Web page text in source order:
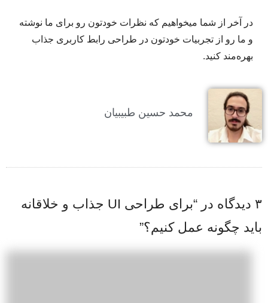
در آخر از شما میخواهیم که نظرات خودتون رو برای ما نوشته
و ما رو از تجربیات خودتون در طراحی رابط کاربری جذاب
بهره‌مند کنید.
محمد حسین طبیبیان
۳ دیدگاه در “
برای طراحی UI جذاب و خلاقانه
باید چگونه عمل کنیم؟”